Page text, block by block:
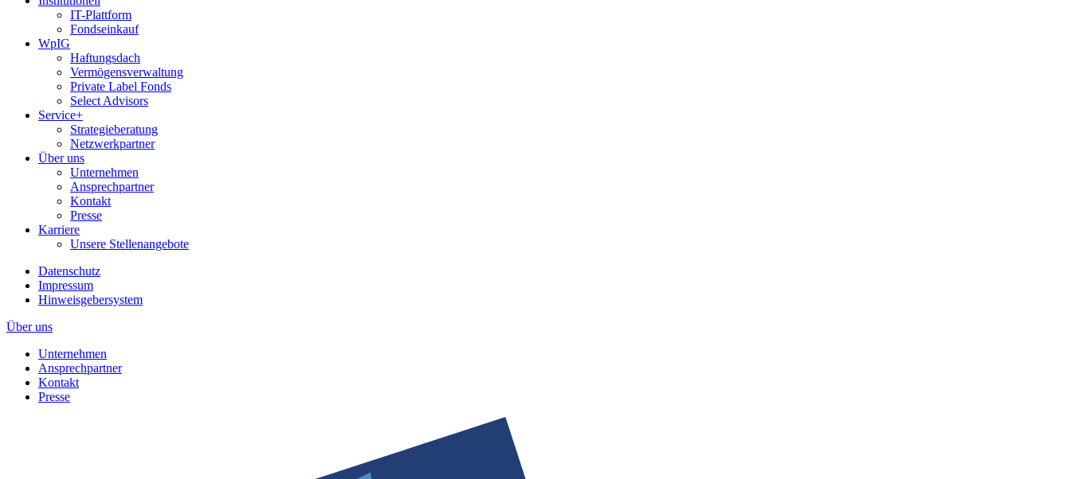
IT-Plattform
Fondseinkauf
WpIG
Haftungsdach
Vermögensverwaltung
Private Label Fonds
Select Advisors
Service+
Strategieberatung
Netzwerkpartner
Über uns
Unternehmen
Ansprechpartner
Kontakt
Presse
Karriere
Unsere Stellenangebote
Datenschutz
Impressum
Hinweisgebersystem
Über uns
Unternehmen
Ansprechpartner
Kontakt
Presse